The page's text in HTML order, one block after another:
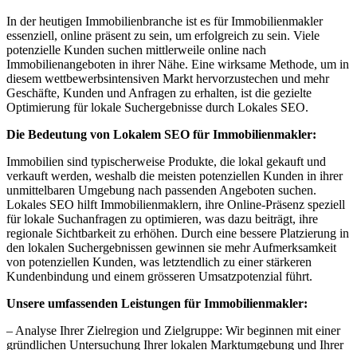
In der heutigen Immobilienbranche ist es für Immobilienmakler
essenziell, online präsent zu sein, um erfolgreich zu sein. Viele
potenzielle Kunden suchen mittlerweile online nach
Immobilienangeboten in ihrer Nähe. Eine wirksame Methode, um in
diesem wettbewerbsintensiven Markt hervorzustechen und mehr
Geschäfte, Kunden und Anfragen zu erhalten, ist die gezielte
Optimierung für lokale Suchergebnisse durch Lokales SEO.
Die Bedeutung von Lokalem SEO für Immobilienmakler:
Immobilien sind typischerweise Produkte, die lokal gekauft und
verkauft werden, weshalb die meisten potenziellen Kunden in ihrer
unmittelbaren Umgebung nach passenden Angeboten suchen.
Lokales SEO hilft Immobilienmaklern, ihre Online-Präsenz speziell
für lokale Suchanfragen zu optimieren, was dazu beiträgt, ihre
regionale Sichtbarkeit zu erhöhen. Durch eine bessere Platzierung in
den lokalen Suchergebnissen gewinnen sie mehr Aufmerksamkeit
von potenziellen Kunden, was letztendlich zu einer stärkeren
Kundenbindung und einem grösseren Umsatzpotenzial führt.
Unsere umfassenden Leistungen für Immobilienmakler:
– Analyse Ihrer Zielregion und Zielgruppe: Wir beginnen mit einer
gründlichen Untersuchung Ihrer lokalen Marktumgebung und Ihrer